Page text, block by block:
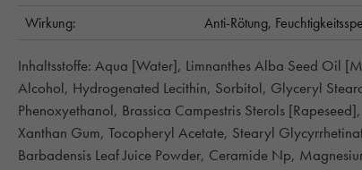
Wirkung:
Anti-Rötung,
Inhaltsstoffe: Aqua [Water], Limnanthes Alba Seed Oil
Alcohol, Hydrogenated Lecithin, Sorbitol, Glyceryl
Phenoxyethanol, Brassica Campestris Sterols
Xanthan Gum, Tocopheryl Acetate, Stearyl
Barbadensis Leaf Juice Powder, Ceramide Np,